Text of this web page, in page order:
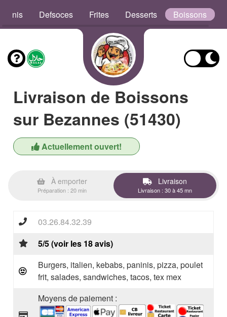
Defsoces Frites Desserts Boissons
Livraison de Boissons
sur Bezannes (51430)
Actuellement ouvert!
À emporter
Préparation : 20 min
Livraison
Livraison : 30 à 45 mn
03.26.84.32.39
5/5 (voir les 18 avis)
Burgers, italien, kebabs, paninis, pizza, poulet
frit, salades, sandwiches, tacos, tex mex
Moyens de paiement :